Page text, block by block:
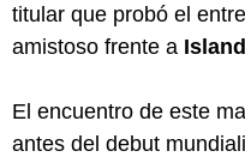
titular que probó el
amistoso frente a
El encuentro de este
antes del debut